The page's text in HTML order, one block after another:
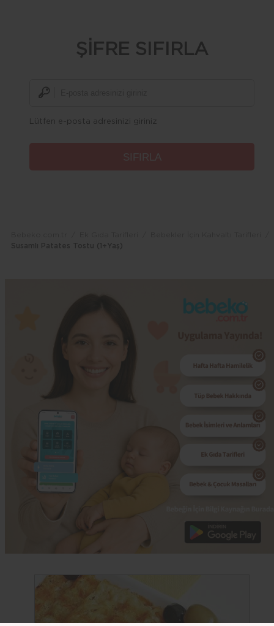
ŞİFRE SIFIRLA
Lütfen e-posta adresinizi giriniz